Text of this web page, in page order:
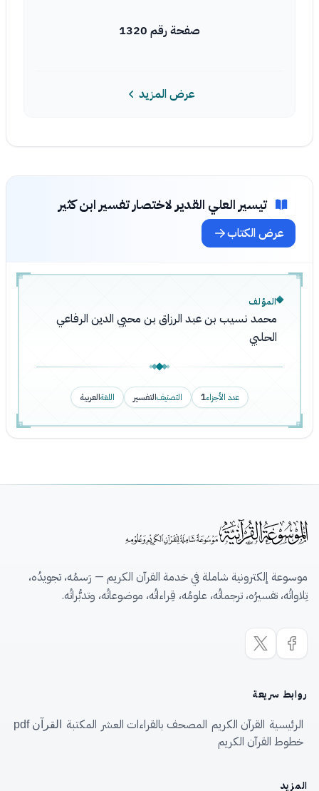
صفحة رقم 1320
عرض المزيد
تيسير العلي القدير لاختصار تفسير ابن كثير
عرض الكتاب
المؤلف
محمد نسيب بن عبد الرزاق بن محيي الدين الرفاعي
الحلبي
عدد الأجزاء1 التصنيفالتفسير اللغةالعربية
موسوعة إلكترونية شاملة في خدمة القرآن الكريم — رَسمُه، تجويدُه،
تِلاواتُه، تفسيرُه، ترجماتُه، علومُه، قِراءاتُه، موضوعاتُه، وتدبُّراتُه.
روابط سريعة
الرئيسية القرآن الكريم المصحف بالقراءات العشر المكتبة القرآن pdf
خطوط القرآن الكريم
المزيد